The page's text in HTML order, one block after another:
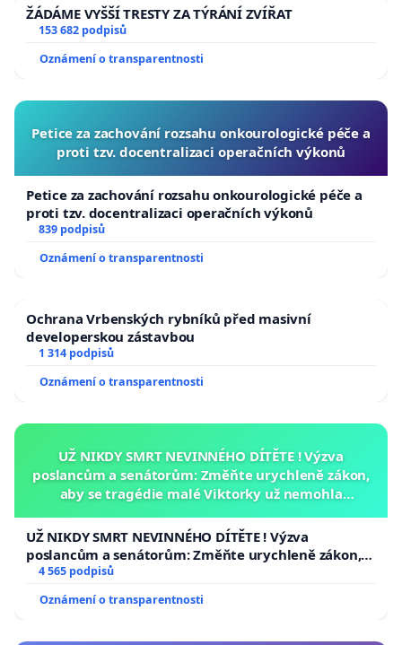
ŽÁDÁME VYŠŠÍ TRESTY ZA TÝRÁNÍ ZVÍŘAT
153 682 podpisů
Oznámení o transparentnosti
Petice za zachování rozsahu onkourologické péče a
proti tzv. docentralizaci operačních výkonů
Petice za zachování rozsahu onkourologické péče a
proti tzv. docentralizaci operačních výkonů
839 podpisů
Oznámení o transparentnosti
Ochrana Vrbenských rybníků před masivní
developerskou zástavbou
1 314 podpisů
Oznámení o transparentnosti
UŽ NIKDY SMRT NEVINNÉHO DÍTĚTE ! Výzva
poslancům a senátorům: Změňte urychleně zákon,
aby se tragédie malé Viktorky už nemohla
UŽ NIKDY SMRT NEVINNÉHO DÍTĚTE ! Výzva
poslancům a senátorům: Změňte urychleně zákon,
aby se tragédie malé Viktorky už nemohla opakovat!
4 565 podpisů
Oznámení o transparentnosti